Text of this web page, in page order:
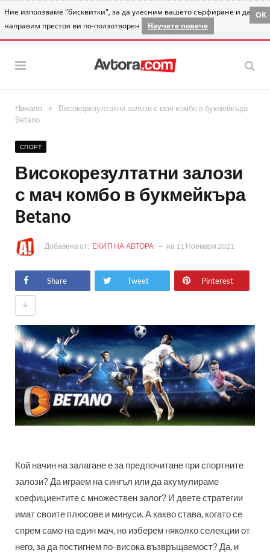
Ние използваме "бисквитки", за да улесним вашето сърфиране и да
направим престоя ви по-ползотворен
Научете повече
OK
Начало »
Високорезултатни залози с мач комбо в букмейкъра
Betano
СПОРТ
Високорезултатни залози
с мач комбо в букмейкъра
Betano
Добавена от: ЕКИП НА АВТОРА на 11 Ноември 2021
Share Tweet Pinterest
+
Кой начин на залагане е за предпочитане при спортните
залози? Да играем на сингъл или да акумулираме
коефициентите с множествен залог? И двете стратегии
имат своите плюсове и минуси. А какво става, когато се
спрем само на един мач, но изберем няколко селекции от
него, за да постигнем по-висока възвръщаемост? Да, и